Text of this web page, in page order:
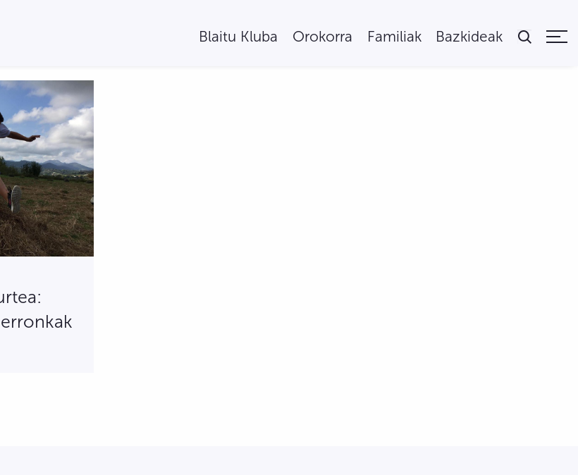
Blaitu Kluba Orokorra Familiak Bazkideak